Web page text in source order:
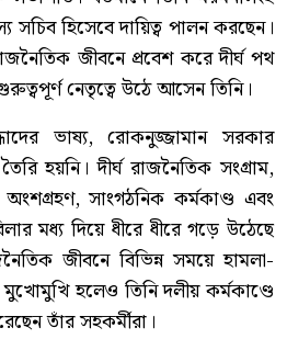
সচিব হিসেবে দায়িত্ব পালন করছেন।
জীবনে প্রবেশ করে দীর্ঘ পথ
নেতৃত্বে উঠে আসেন তিনি।
ভাষ্য, রোকনুজ্জামান সরকার
হয়নি। দীর্ঘ রাজনৈতিক সংগ্রাম,
সাংগঠনিক কর্মকাণ্ড এবং
মধ্য দিয়ে ধীরে ধীরে গড়ে উঠেছে
জীবনে বিভিন্ন সময়ে হামলা-
হলেও তিনি দলীয় কর্মকাণ্ডে
তাঁর সহকর্মীরা।